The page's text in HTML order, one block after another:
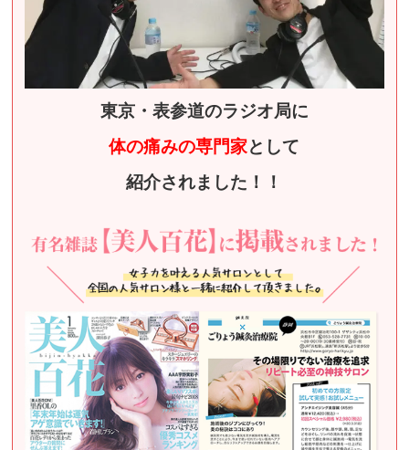
東京・表参道のラジオ局に
体の痛みの専門家として
紹介されました！！